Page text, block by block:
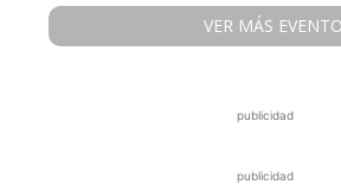
VER MÁS
publicidad
publicidad